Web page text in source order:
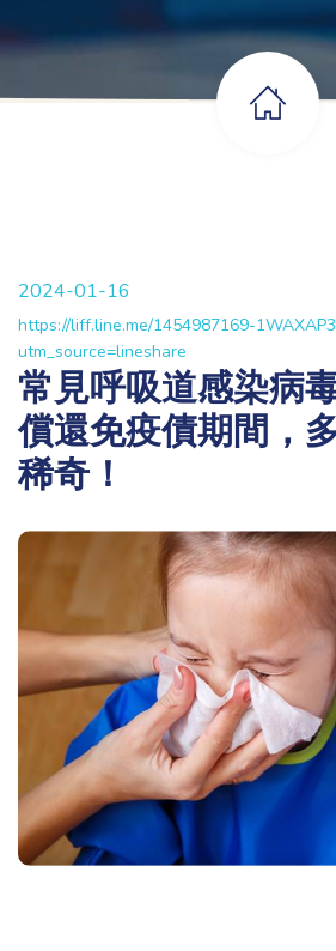
2024-01-16
https://liff.line.me/1454987169-
utm_source=lineshare
常見呼吸道感染病
償還免疫債期間，
稀奇！